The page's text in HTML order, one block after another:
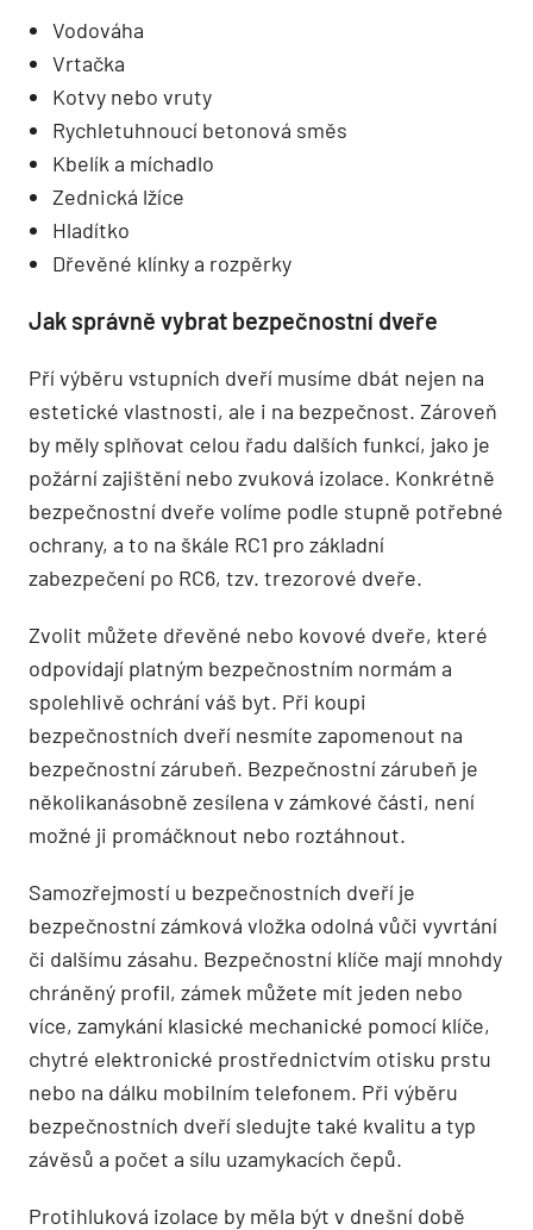
Vodováha
Vrtačka
Kotvy nebo vruty
Rychletuhnoucí betonová směs
Kbelík a míchadlo
Zednická lžíce
Hladítko
Dřevěné klínky a rozpěrky
Jak správně vybrat bezpečnostní dveře
Pří výběru vstupních dveří musíme dbát nejen na
estetické vlastnosti, ale i na bezpečnost. Zároveň
by měly splňovat celou řadu dalších funkcí, jako je
požární zajištění nebo zvuková izolace. Konkrétně
bezpečnostní dveře volíme podle stupně potřebné
ochrany, a to na škále RC1 pro základní
zabezpečení po RC6, tzv. trezorové dveře.
Zvolit můžete dřevěné nebo kovové dveře, které
odpovídají platným bezpečnostním normám a
spolehlivě ochrání váš byt. Při koupi
bezpečnostních dveří nesmíte zapomenout na
bezpečnostní zárubeň. Bezpečnostní zárubeň je
několikanásobně zesílena v zámkové části, není
možné ji promáčknout nebo roztáhnout.
Samozřejmostí u bezpečnostních dveří je
bezpečnostní zámková vložka odolná vůči vyvrtání
či dalšímu zásahu. Bezpečnostní klíče mají mnohdy
chráněný profil, zámek můžete mít jeden nebo
více, zamykání klasické mechanické pomocí klíče,
chytré elektronické prostřednictvím otisku prstu
nebo na dálku mobilním telefonem. Při výběru
bezpečnostních dveří sledujte také kvalitu a typ
závěsů a počet a sílu uzamykacích čepů.
Protihluková izolace by měla být v dnešní době